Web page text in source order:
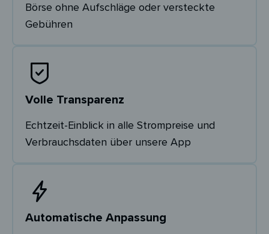
Börse ohne Aufschläge oder versteckte
Gebühren
Volle Transparenz
Echtzeit-Einblick in alle Strompreise und
Verbrauchsdaten über unsere App
Automatische Anpassung